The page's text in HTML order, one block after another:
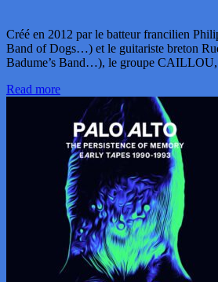
Créé en 2012 par le batteur francilien
Band of Dogs…) et le guitariste breton
Badume’s Band…), le groupe CAILLOU,
Read more